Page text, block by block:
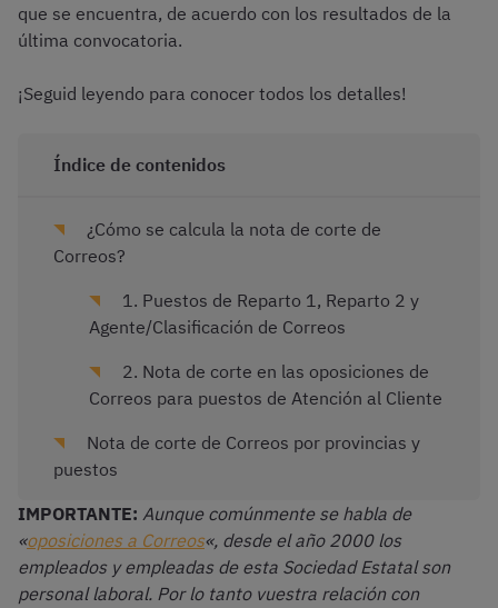
que se encuentra, de acuerdo con los resultados de la
última convocatoria.
¡Seguid leyendo para conocer todos los detalles!
Índice de contenidos
¿Cómo se calcula la nota de corte de
Correos?
1. Puestos de Reparto 1, Reparto 2 y
Agente/Clasificación de Correos
2. Nota de corte en las oposiciones de
Correos para puestos de Atención al Cliente
Nota de corte de Correos por provincias y
puestos
IMPORTANTE: Aunque comúnmente se habla de
«oposiciones a Correos«, desde el año 2000 los
empleados y empleadas de esta Sociedad Estatal son
personal laboral. Por lo tanto vuestra relación con